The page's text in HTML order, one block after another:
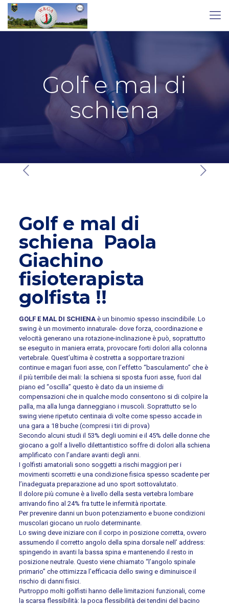
Golf e mal di
schiena
Golf e mal di
schiena Paola
Giachino
fisioterapista
golfista !!
GOLF E MAL DI SCHIENAè un binomio spesso inscindibile. Lo
swing è un movimento innaturale- dove forza, coordinazione e
velocità generano una rotazione-inclinazione è può, soprattutto
se eseguito in maniera errata, provocare forti dolori alla colonna
vertebrale. Quest’ultima è costretta a sopportare trazioni
continue e magari fuori asse, con l’effetto “basculamento” che è
il più terribile dei mali: la schiena si sposta fuori asse, fuori dal
piano ed “oscilla” questo è dato da un insieme di
compensazioni che in qualche modo consentono si di colpire la
palla, ma alla lunga danneggiano i muscoli. Soprattutto se lo
swing viene ripetuto centinaia di volte come spesso accade in
una gara a 18 buche (compresi i tiri di prova)
Secondo alcuni studi il 53% degli uomini e il 45% delle donne che
giocano a golf a livello dilettantistico soffre di dolori alla schiena
amplificato con l’andare avanti degli anni.
I golfisti amatoriali sono soggetti a rischi maggiori per i
movimenti scorretti e una condizione fisica spesso scadente per
l’inadeguata preparazione ad uno sport sottovalutato.
Il dolore più comune è a livello della sesta vertebra lombare
arrivando fino al 24% fra tutte le infermità riportate.
Per prevenire danni un buon potenziamento e buone condizioni
muscolari giocano un ruolo determinante.
Lo swing deve iniziare con il corpo in posizione corretta, ovvero
assumendo il corretto angolo della spina dorsale nell’ address:
spingendo in avanti la bassa spina e mantenendo il resto in
posizione neutrale. Questo viene chiamato “l’angolo spinale
primario” che ottimizza l’efficacia dello swing e diminuisce il
rischio di danni fisici.
Purtroppo molti golfisti hanno delle limitazioni funzionali, come
la scarsa flessibilità: la poca flessibilità dei tendini del bacino